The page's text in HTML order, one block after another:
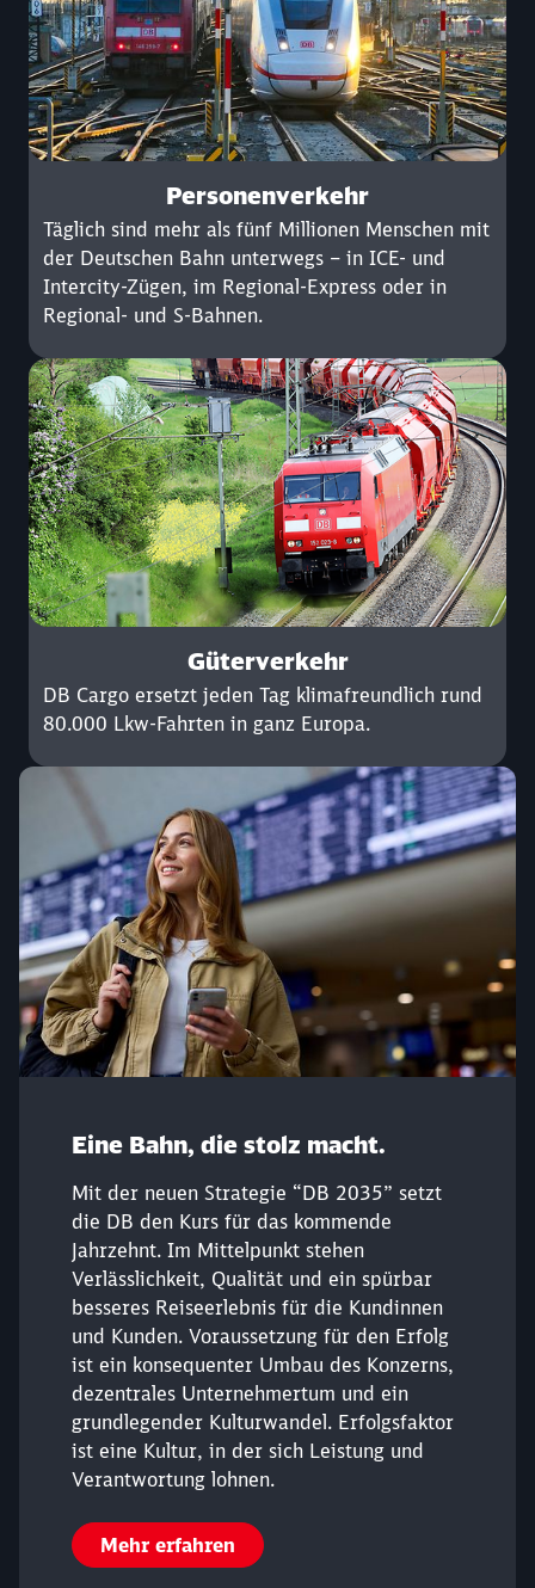
Personenverkehr
Täglich sind mehr als fünf Millionen Menschen mit
der Deutschen Bahn unterwegs – in ICE- und
Intercity-Zügen, im Regional-Express oder in
Regional- und S-Bahnen.
Güterverkehr
DB Cargo ersetzt jeden Tag klimafreundlich rund
80.000 Lkw-Fahrten in ganz Europa.
Eine Bahn, die stolz macht.
Mit der neuen Strategie “DB 2035” setzt
die DB den Kurs für das kommende
Jahrzehnt. Im Mittelpunkt stehen
Verlässlichkeit, Qualität und ein spürbar
besseres Reiseerlebnis für die Kundinnen
und Kunden. Voraussetzung für den Erfolg
ist ein konsequenter Umbau des Konzerns,
dezentrales Unternehmertum und ein
grundlegender Kulturwandel. Erfolgsfaktor
ist eine Kultur, in der sich Leistung und
Verantwortung lohnen.
Mehr erfahren
Möchten Sie zuweitergeleitet
Abbrechen Weiter